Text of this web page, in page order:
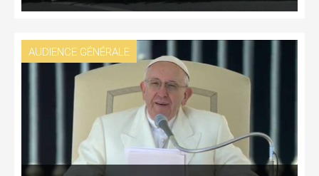
AUDIENCE GÉNÉRALE